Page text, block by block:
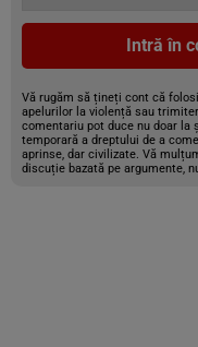
Intră în
Vă rugăm să țineți cont că
apelurilor la violență sau
comentariu pot duce nu doar la
temporară a dreptului de a
aprinse, dar civilizate. Vă
discuție bazată pe argumente,